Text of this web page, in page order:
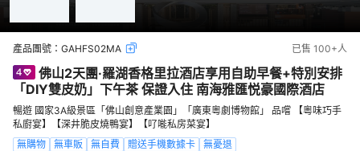
產品團號： GAHFS02MA 已售 100+人
佛山2天團·羅湖香格里拉酒店享用自助早餐+特別安排
「DIY雙皮奶」下午茶 保證入住 南海雅匯悦豪國際酒店
暢遊 國家3A級景區「佛山創意產業園」「廣東粵劇博物館」 品嚐 【粵味巧手
私廚宴】【深井脆皮燒鴨宴】【𠮩𠹌私房菜宴】
無購物
無車販 無自費 贈送手機數據卡 無憂退